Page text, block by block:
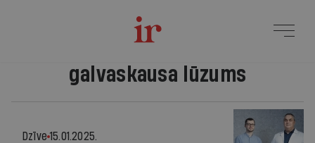
galvaskausa lūzums
Dzīve 15.01.2025.